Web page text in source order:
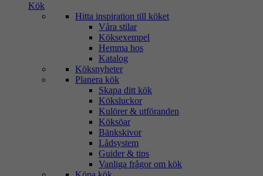
Kök
Hitta inspiration till köket
Våra stilar
Köksexempel
Hemma hos
Katalog
Köksnyheter
Planera kök
Skapa ditt kök
Köksluckor
Kulörer & utföranden
Köksöar
Bänkskivor
Lådsystem
Guider & tips
Vanliga frågor om kök